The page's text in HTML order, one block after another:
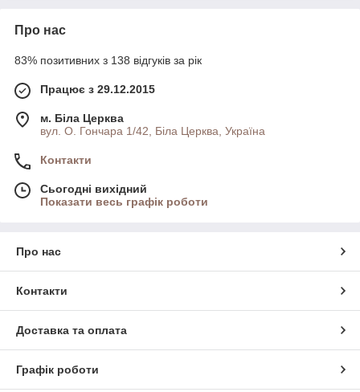
Про нас
83% позитивних з 138 відгуків за рік
Працює з 29.12.2015
м. Біла Церква
вул. О. Гончара 1/42, Біла Церква, Україна
Контакти
Сьогодні вихідний
Показати весь графік роботи
Про нас
Контакти
Доставка та оплата
Графік роботи